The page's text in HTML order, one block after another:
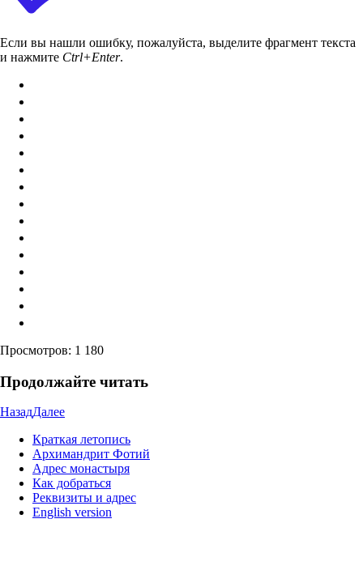
Если вы нашли ошибку, пожалуйста, выделите фрагмент текста
и нажмите Ctrl+Enter.
Просмотров: 1 180
Продолжайте читать
НазадДалее
Краткая летопись
Архимандрит Фотий
Адрес монастыря
Как добраться
Реквизиты и адрес
English version